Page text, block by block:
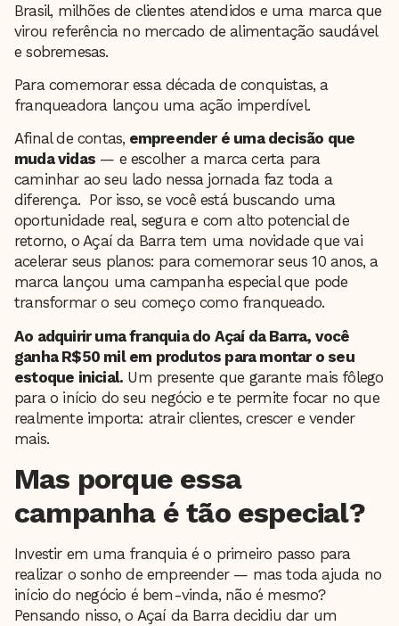
Brasil, milhões de clientes atendidos e uma marca que
virou referência no mercado de alimentação saudável
e sobremesas.
Para comemorar essa década de conquistas, a
franqueadora lançou uma ação imperdível.
Afinal de contas,empreender é uma decisão que
muda vidas — e escolher a marca certa para
caminhar ao seu lado nessa jornada faz toda a
diferença. Por isso, se você está buscando uma
oportunidade real, segura e com alto potencial de
retorno, o Açaí da Barra tem uma novidade que vai
acelerar seus planos: para comemorar seus 10 anos, a
marca lançou uma campanha especial que pode
transformar o seu começo como franqueado.
Ao adquirir uma franquia do Açaí da Barra, você
ganha R$50 mil em produtos para montar o seu
estoque inicial. Um presente que garante mais fôlego
para o início do seu negócio e te permite focar no que
realmente importa: atrair clientes, crescer e vender
mais.
Mas porque essa
campanha é tão especial?
Investir em uma franquia é o primeiro passo para
realizar o sonho de empreender — mas toda ajuda no
início do negócio é bem-vinda, não é mesmo?
Pensando nisso, o Açaí da Barra decidiu dar um